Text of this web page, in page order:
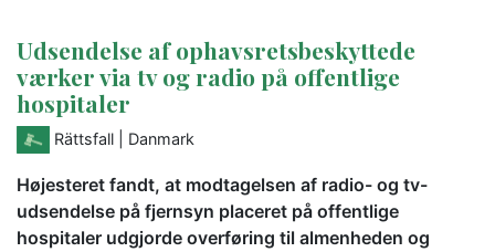
Udsendelse af ophavsretsbeskyttede
værker via tv og radio på offentlige
hospitaler
Rättsfall | Danmark
Højesteret fandt, at modtagelsen af radio- og tv-
udsendelse på fjernsyn placeret på offentlige
hospitaler udgjorde overføring til almenheden og